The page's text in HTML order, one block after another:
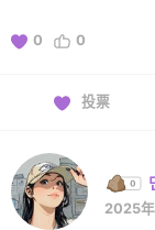
0 0
投票
2025